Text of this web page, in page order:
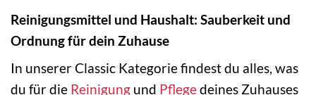
Reinigungsmittel und Haushalt: Sauberkeit und
Ordnung für dein Zuhause
In unserer Classic Kategorie findest du alles, was
du für die Reinigung und Pflegedeines Zuhauses